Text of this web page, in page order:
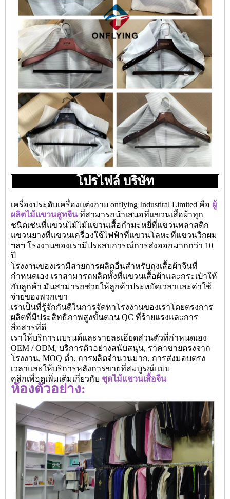
โปรไฟล์ บริษัท
เครื่องประดับเครื่องแต่งกาย onflying Industiral Limited คือ ผู้
ผลิตไม้แขวนสูทจีนที่สามารถนำเสนอที่แขวนเสื้อผ้าทุก
ชนิดเช่นที่แขวนไม้ไม้แขวนเสื้อกำมะหยี่ที่แขวนพลาสติก
แขวนยางที่แขวนเครื่องใช้ไฟฟ้าที่แขวนโลหะที่แขวนวิกผม
ฯลฯ โรงงานของเรามีประสบการณ์การส่งออกมากกว่า 10
ปี
โรงงานของเรามีสายการผลิตอื่นสำหรับถุงเสื้อผ้าจีนที่
กำหนดเอง เราสามารถผลิตทั้งที่แขวนเสื้อผ้าและกระเป๋าให้
กับลูกค้า มันสามารถช่วยให้ลูกค้าประหยัดเวลาและค่าใช้
จ่ายของพวกเขา
เราเป็นที่รู้จักกันดีในการจัดหาโรงงานของเราโดยตรงการ
ผลิตที่มีประสิทธิภาพสูงขั้นตอน QC ที่ร้ายแรงและการ
สื่อสารที่ดี
เราให้บริการแบรนด์และรายละเอียดส่วนตัวที่กำหนดเอง
OEM / ODM, บริการตัวอย่างสนับสนุน, ราคาขายตรงจาก
โรงงาน, MOQ ต่ำ, การผลิตจำนวนมาก, การส่งมอบตรง
เวลาและให้บริการหลังการขายที่สมบูรณ์แบบ
คลิกเพื่อดูเพิ่มเติมเกี่ยวกับ ชุดไม้แขวนเสื้อจีน
ห้องตัวอย่าง: